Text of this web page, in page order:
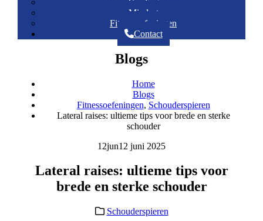
Mindset
Fitnessoefeningen
Contact
Blogs
Home
Blogs
Fitnessoefeningen, Schouderspieren
Lateral raises: ultieme tips voor brede en sterke
schouder
12jun12 juni 2025
Lateral raises: ultieme tips voor
brede en sterke schouder
Schouderspieren